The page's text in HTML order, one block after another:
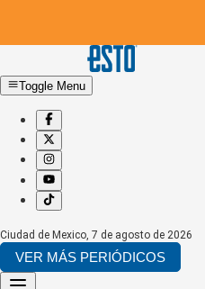
Toggle Menu
Ciudad de Mexico, 7 de agosto de 2026
VER MÁS PERIÓDICOS